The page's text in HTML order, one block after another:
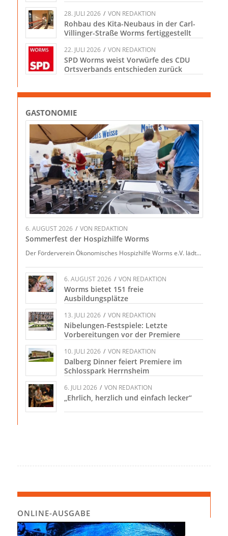
28. JULI 2026 / VON REDAKTION
Rohbau des Kita-Neubaus in der Carl-
Villinger-Straße Worms fertiggestellt
22. JULI 2026 / VON REDAKTION
SPD Worms weist Vorwürfe des CDU
Ortsverbands entschieden zurück
GASTONOMIE
6. AUGUST 2026 / VON REDAKTION
Sommerfest der Hospizhilfe Worms
Der Förderverein Ökonomisches Hospizhilfe Worms e.V. lädt…
6. AUGUST 2026 / VON REDAKTION
Worms bietet 151 freie
Ausbildungsplätze
13. JULI 2026 / VON REDAKTION
Nibelungen-Festspiele: Letzte
Vorbereitungen vor der Premiere
10. JULI 2026 / VON REDAKTION
Dalberg Dinner feiert Premiere im
Schlosspark Herrnsheim
6. JULI 2026 / VON REDAKTION
„Ehrlich, herzlich und einfach lecker“
ONLINE-AUSGABE